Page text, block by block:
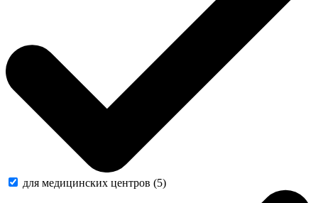
для медицинских центров (5)